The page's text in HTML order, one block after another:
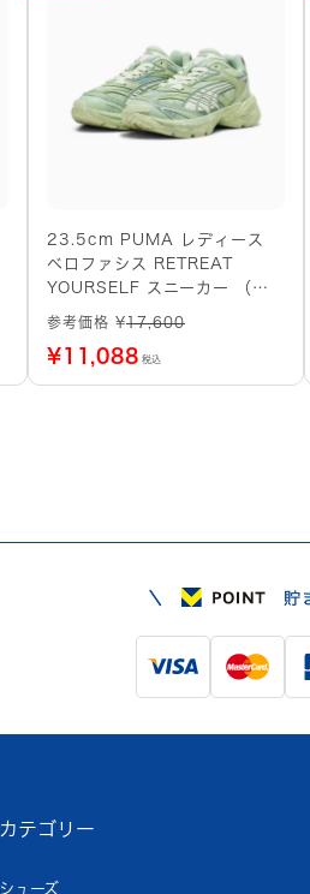
23.5cm PUMA レディース
ベロファシス RETREAT
YOURSELF スニーカー （グ
リーン系）
参考価格 ¥17,600
¥11,088 税込
カテゴリー
シューズ